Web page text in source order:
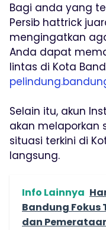
Bagi anda yang
Persib hattrick
mengingatkan
Anda dapat
lintas di Kota
Selain itu, akun
akan melaporkan
situasi terkini di
langsung.
Info Lainnya
Bandung Fokus
dan